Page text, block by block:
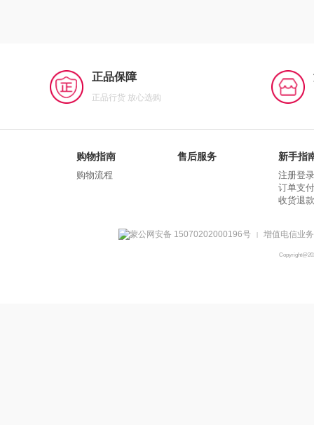
正品保障
正品行货 放心选购
购物指南
购物流程
售后服务 新手指
注册登录
订单支付
收货退款
蒙公网安备 15070202000196号 增值电信业